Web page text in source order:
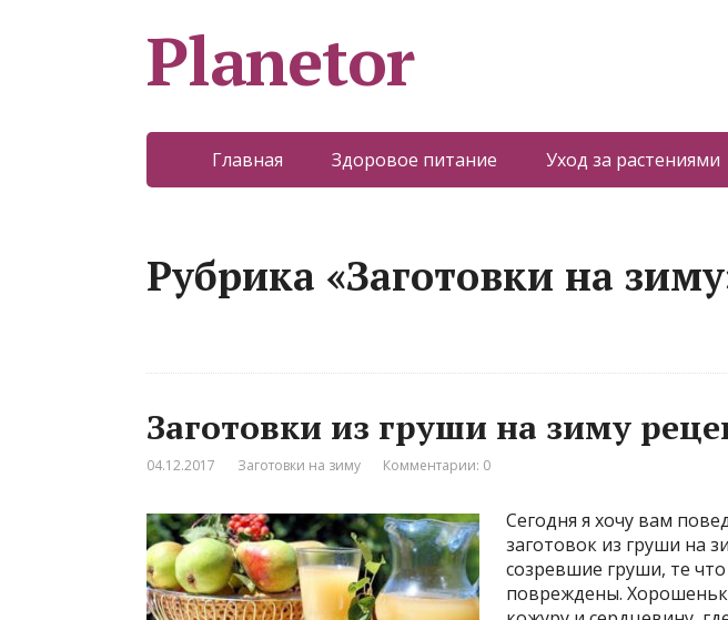
Planetor
Главная Здоровое питание Уход за растениями
Рубрика «Заготовки на
Заготовки из груши на зиму
04.12.2017 Заготовки на зиму Комментарии: 0
Сегодня я хочу вам
заготовок из груши на
созревшие груши, те
повреждены.